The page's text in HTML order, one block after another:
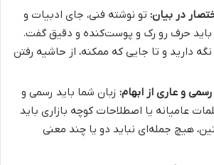
در بیان: تو نوشته فنی، جای ادبیات و
باید حرف رو رک و پوست‌کنده و دقیق گفت.
دارید و تا جایی که ممکنه، از حاشیه رفتن
و عاری از ابهام: زبان شما باید رسمی و
عامیانه یا اصطلاحات کوچه بازاری باید
هیچ جمله‌ای نباید دو یا چند معنی